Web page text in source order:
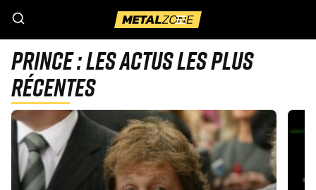
Menu
Prince : Les actus les plus
récentes